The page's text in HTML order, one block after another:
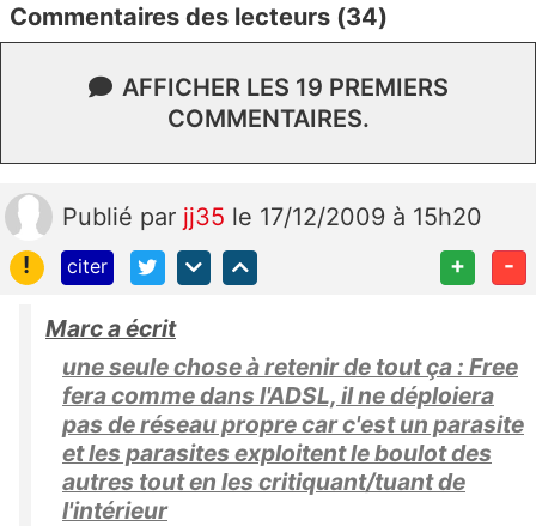
Commentaires des lecteurs (34)
AFFICHER LES 19 PREMIERS
COMMENTAIRES.
Publié par jj35 le 17/12/2009 à 15h20
!
citer + -
Marc a écrit
une seule chose à retenir de tout ça : Free
fera comme dans l'ADSL, il ne déploiera
pas de réseau propre car c'est un parasite
et les parasites exploitent le boulot des
autres tout en les critiquant/tuant de
l'intérieur